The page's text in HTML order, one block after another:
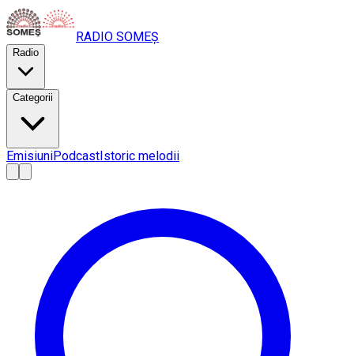
RADIO SOMEȘ
Radio
Categorii
EmisiuniPodcastIstoric melodii
AA